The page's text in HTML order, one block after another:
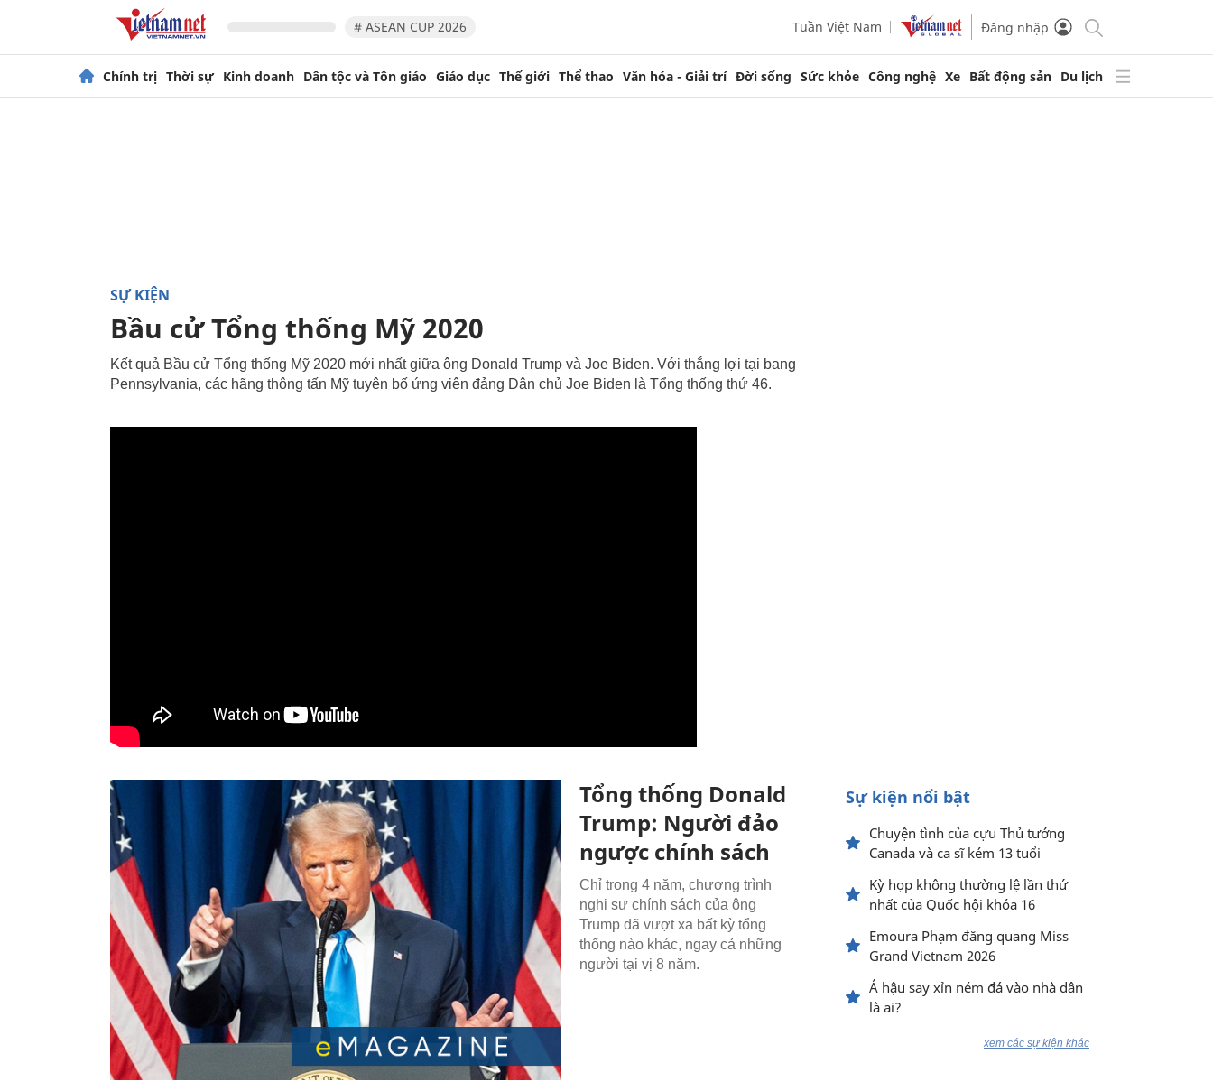
# ASEAN CUP 2026 Tuần Việt Nam Đăng nhập
Chính trị Thời sự Kinh doanh Dân tộc và Tôn giáo Giáo dục Thế giới Thể thao Văn hóa - Giải trí Đời sống Sức khỏe Công nghệ Xe Bất động sản Du lịch
SỰ KIỆN
Bầu cử Tổng thống Mỹ 2020
Kết quả Bầu cử Tổng thống Mỹ 2020 mới nhất giữa ông Donald Trump và Joe Biden. Với thắng lợi tại bang
Pennsylvania, các hãng thông tấn Mỹ tuyên bố ứng viên đảng Dân chủ Joe Biden là Tổng thống thứ 46.
Tổng thống Donald
Trump: Người đảo
ngược chính sách
Chỉ trong 4 năm, chương trình
nghị sự chính sách của ông
Trump đã vượt xa bất kỳ tổng
thống nào khác, ngay cả những
người tại vị 8 năm.
Sự kiện nổi bật
Chuyện tình của cựu Thủ tướng
Canada và ca sĩ kém 13 tuổi
Kỳ họp không thường lệ lần thứ
nhất của Quốc hội khóa 16
Emoura Phạm đăng quang Miss
Grand Vietnam 2026
Á hậu say xỉn ném đá vào nhà dân
là ai?
xem các sự kiện khác